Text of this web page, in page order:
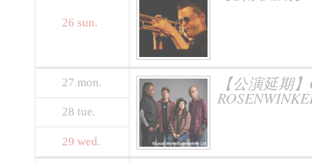
26 sun.
27 mon. 【公演延期
28 tue.
29 wed.